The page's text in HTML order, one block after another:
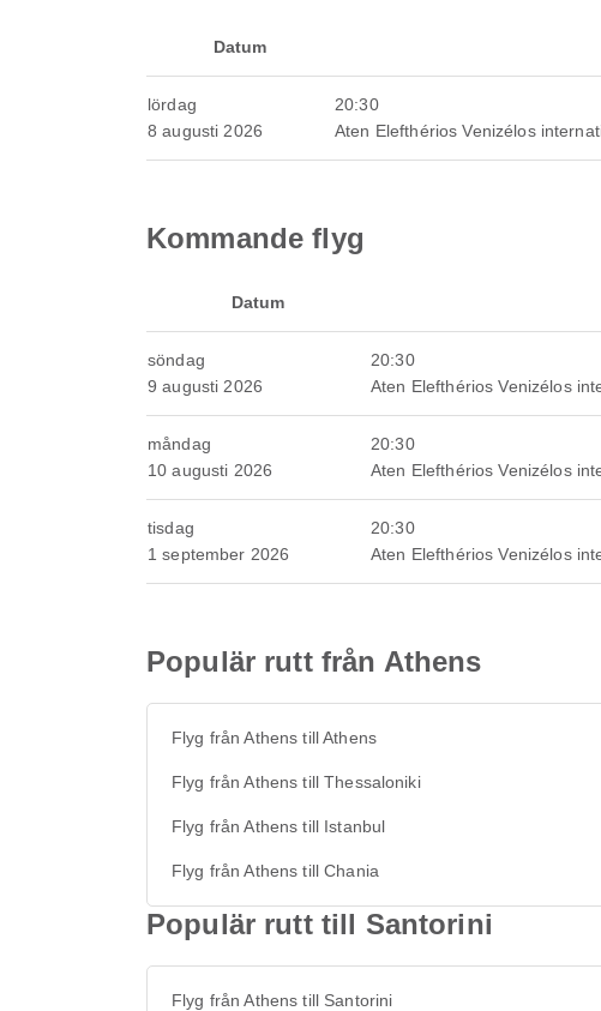
Datum
lördag
8 augusti 2026
20:30
Aten Elefthérios Venizélos
Kommande flyg
Datum
söndag
9 augusti 2026
20:30
Aten Elefthérios Venizélos
måndag
10 augusti 2026
20:30
Aten Elefthérios Venizélos
tisdag
1 september 2026
20:30
Aten Elefthérios Venizélos
Populär rutt från Athens
Flyg från Athens till Athens
Flyg från Athens till Thessaloniki
Flyg från Athens till Istanbul
Flyg från Athens till Chania
Populär rutt till Santorini
Flyg från Athens till Santorini